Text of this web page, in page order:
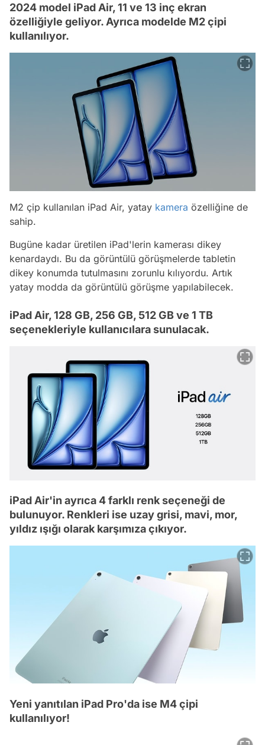
2024 model iPad Air, 11 ve 13 inç ekran
özelliğiyle geliyor. Ayrıca modelde M2 çipi
kullanılıyor.
M2 çip kullanılan iPad Air, yatay kamera özelliğine de
sahip.
Bugüne kadar üretilen iPad'lerin kamerası dikey
kenardaydı. Bu da görüntülü görüşmelerde tabletin
dikey konumda tutulmasını zorunlu kılıyordu. Artık
yatay modda da görüntülü görüşme yapılabilecek.
iPad Air, 128 GB, 256 GB, 512 GB ve 1 TB
seçenekleriyle kullanıcılara sunulacak.
iPad Air'in ayrıca 4 farklı renk seçeneği de
bulunuyor. Renkleri ise uzay grisi, mavi, mor,
yıldız ışığı olarak karşımıza çıkıyor.
Yeni yanıtılan iPad Pro'da ise M4 çipi
kullanılıyor!